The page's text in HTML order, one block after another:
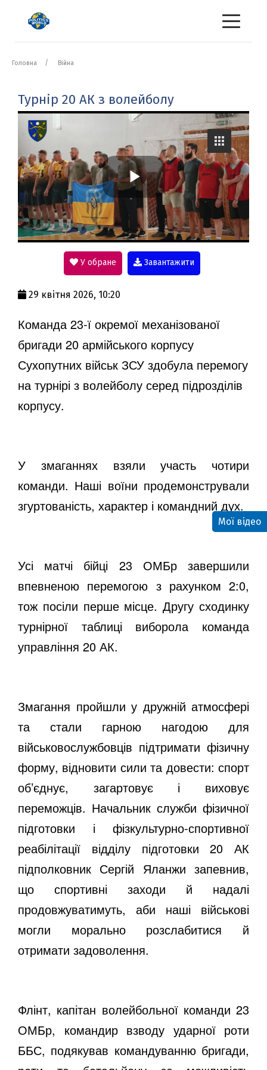
Головна Війна
Турнір 20 АК з волейболу
P
l
a
y
V
e
У обране Завантажити
29 квітня 2026, 10:20
Команда 23-ї окремої механізованої
бригади 20 армійського корпусу
Сухопутних військ ЗСУ здобула перемогу
на турнірі з волейболу серед підрозділів
корпусу.
У змаганнях взяли участь чотири
команди. Наші воїни продемонстрували
згуртованість, характер і командний дух.
Усі матчі бійці 23 ОМБр завершили
впевненою перемогою з рахунком 2:0,
тож посіли перше місце. Другу сходинку
турнірної таблиці виборола команда
управління 20 АК.
Змагання пройшли у дружній атмосфері
та стали гарною нагодою для
військовослужбовців підтримати фізичну
форму, відновити сили та довести: спорт
об’єднує, загартовує і виховує
переможців. Начальник служби фізичної
підготовки і фізкультурно-спортивної
реабілітації відділу підготовки 20 АК
підполковник Сергій Яланжи запевнив,
що спортивні заходи й надалі
продовжуватимуть, аби наші військові
могли морально розслабитися й
отримати задоволення.
Флінт, капітан волейбольної команди 23
ОМБр, командир взводу ударної роти
ББС, подякував командуванню бригади,
Мої відео